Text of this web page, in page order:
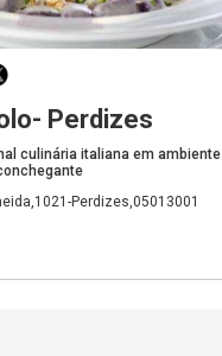
Perdizes
culinária italiana em ambiente
Perdizes,05013001